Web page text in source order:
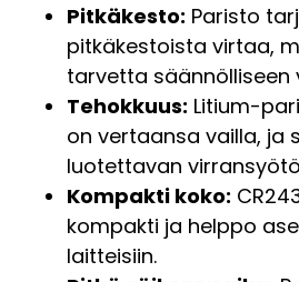
Pitkäkesto: Paristo
pitkäkestoista virtaa,
tarvetta säännölliseen
Tehokkuus: Litium-
on vertaansa vailla, ja
luotettavan
Kompakti koko:
kompakti ja helppo
laitteisiin.